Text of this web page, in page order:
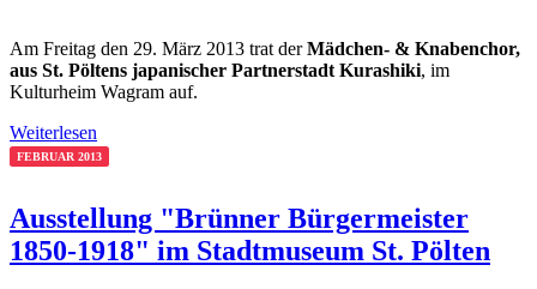
Am Freitag den 29. März 2013 trat derMädchen- & Knabenchor,
aus St. Pöltens japanischer Partnerstadt Kurashiki, im
Kulturheim Wagram auf.
Weiterlesen
FEBRUAR 2013
Ausstellung "Brünner Bürgermeister
1850-1918" im Stadtmuseum St. Pölten